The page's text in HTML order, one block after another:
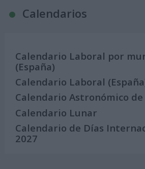
Calendarios
Calendario Laboral por
(España)
Calendario Laboral
Calendario Astronómico de
Calendario Lunar
Calendario de Días
2027